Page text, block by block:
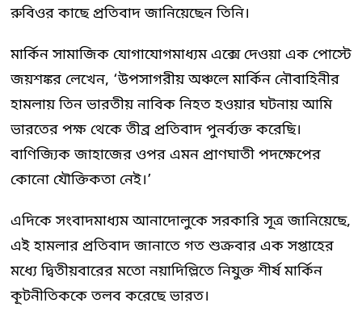
রুবিওর কাছে প্রতিবাদ জানিয়েছেন তিনি।
মার্কিন সামাজিক যোগাযোগমাধ্যম এক্সে দেওয়া এক পোস্টে
জয়শঙ্কর লেখেন, ‘উপসাগরীয় অঞ্চলে মার্কিন নৌবাহিনীর
হামলায় তিন ভারতীয় নাবিক নিহত হওয়ার ঘটনায় আমি
ভারতের পক্ষ থেকে তীব্র প্রতিবাদ পুনর্ব্যক্ত করেছি।
বাণিজ্যিক জাহাজের ওপর এমন প্রাণঘাতী পদক্ষেপের
কোনো যৌক্তিকতা নেই।’
এদিকে সংবাদমাধ্যম আনাদোলুকে সরকারি সূত্র জানিয়েছে,
এই হামলার প্রতিবাদ জানাতে গত শুক্রবার এক সপ্তাহের
মধ্যে দ্বিতীয়বারের মতো নয়াদিল্লিতে নিযুক্ত শীর্ষ মার্কিন
কূটনীতিককে তলব করেছে ভারত।